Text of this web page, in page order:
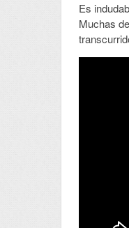
Es
Muchas